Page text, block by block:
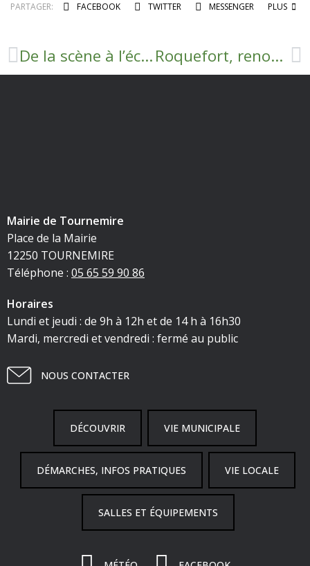
PARTAGER: FACEBOOK TWITTER MESSENGER PLUS
De la scène à l’école Roquefort, renouveau pour la garderie
Mairie de Tournemire
Place de la Mairie
12250 TOURNEMIRE
Téléphone : 05 65 59 90 86
Horaires
Lundi et jeudi : de 9h à 12h et de 14 h à 16h30
Mardi, mercredi et vendredi : fermé au public
NOUS CONTACTER
DÉCOUVRIR VIE MUNICIPALE
DÉMARCHES, INFOS PRATIQUES VIE LOCALE
SALLES ET ÉQUIPEMENTS